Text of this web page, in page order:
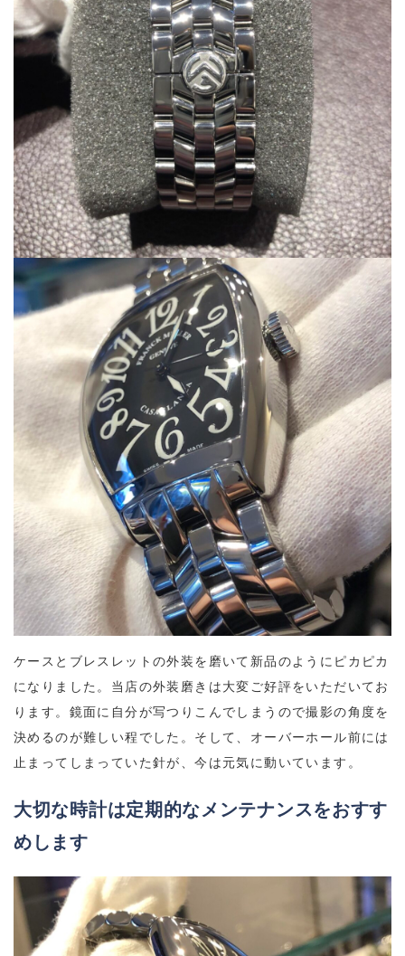
ケースとブレスレットの外装を磨いて新品のようにピカピカ
になりました。当店の外装磨きは大変ご好評をいただいてお
ります。鏡面に自分が写つりこんでしまうので撮影の角度を
決めるのが難しい程でした。そして、オーバーホール前には
止まってしまっていた針が、今は元気に動いています。
大切な時計は定期的なメンテナンスをおすす
めします